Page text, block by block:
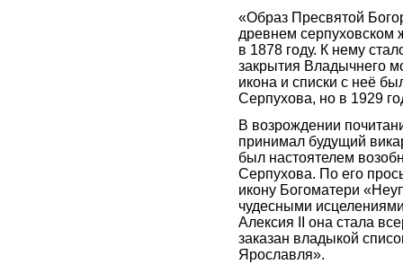
«Образ Пресвятой
древнем
в 1878 году. К нему
закрытия Владычнего
икона и списки с неё
Серпухова, но в 1929
В возрождении
принимал будущий
был настоятелем
Серпухова. По его
икону Богоматери
чудесными
Алексия II она стала
заказан владыкой
Ярославля».